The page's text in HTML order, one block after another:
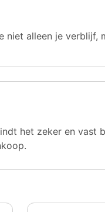
niet alleen je
het zeker en vast